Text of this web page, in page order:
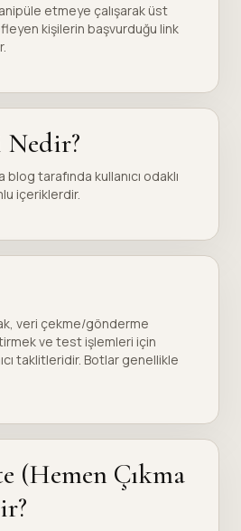
etmeye çalışarak üst
kişilerin başvurduğu link
tarafında kullanıcı odaklı
içeriklerdir.
veri çekme/gönderme
ve test işlemleri için
taklitleridir. Botlar genellikle
(Hemen Çıkma